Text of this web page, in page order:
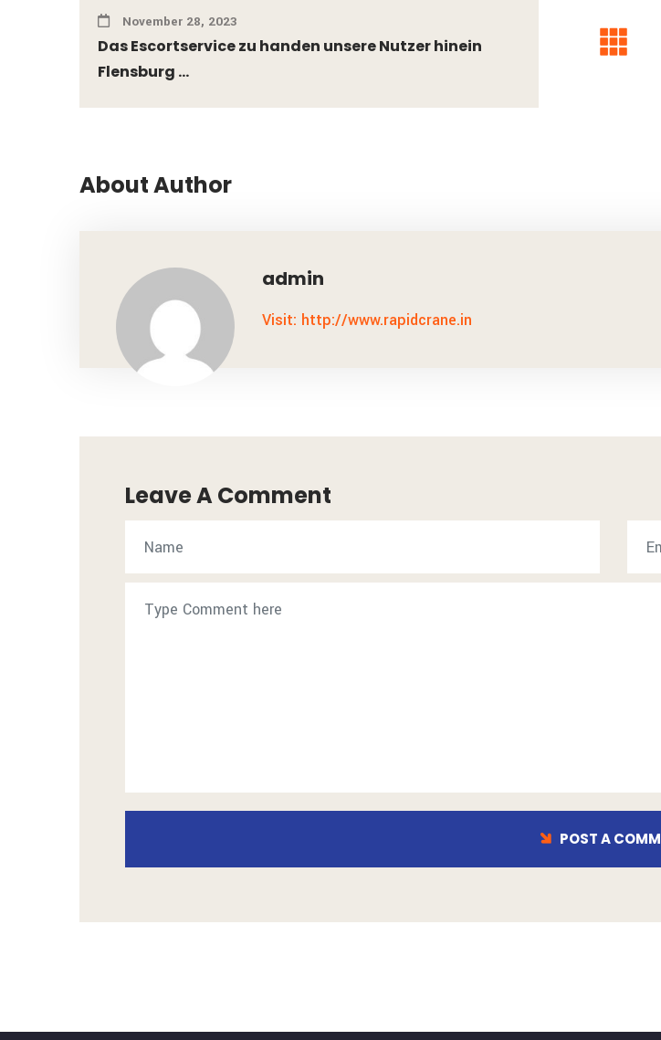
November 28, 2023
Das Escortservice zu handen unsere Nutzer hinein
Flensburg ...
About Author
admin
Visit: http://www.rapidcrane.in
Leave A Comment
POST A